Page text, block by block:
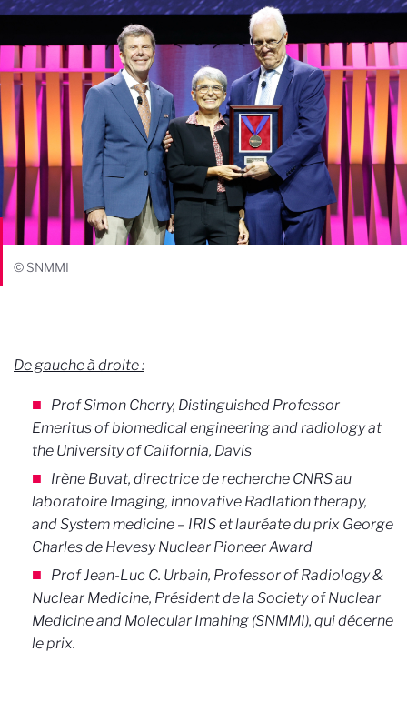
© SNMMI
De gauche à droite :
Prof Simon Cherry, Distinguished Professor
Emeritus of biomedical engineering and radiology at
the University of California, Davis
Irène Buvat, directrice de recherche CNRS au
laboratoire Imaging, innovative RadIation therapy,
and System medicine – IRIS et lauréate du prix George
Charles de Hevesy Nuclear Pioneer Award
Prof Jean-Luc C. Urbain, Professor of Radiology &
Nuclear Medicine, Président de la Society of Nuclear
Medicine and Molecular Imahing (SNMMI), qui décerne
le prix.